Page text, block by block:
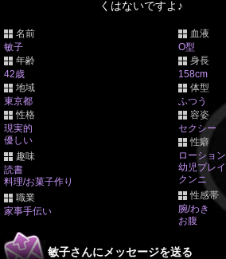
くはないですよ♪
名前
敏子
年齢
42歳
地域
東京都
血液
O型
身長
158cm
体型
ふつう
性格
現実的
優しい
趣味
読書
料理/お菓子作り
職業
家事手伝い
容姿
セクシー
性癖
ローション
幼児プレイ
クンニ
性感帯
腕/わき
お腹
敏子さんにメッセージを送る